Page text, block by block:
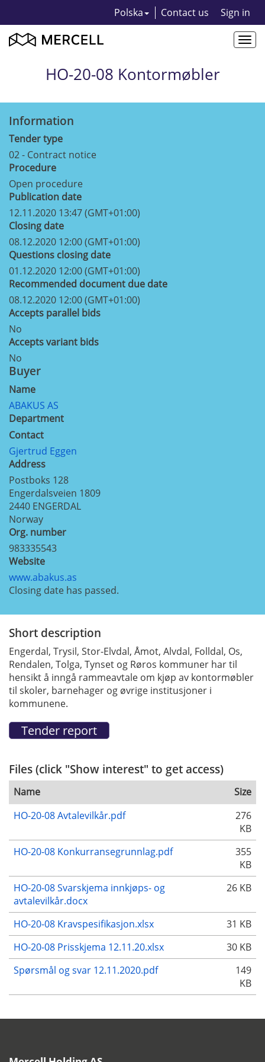
Polska Contact us Sign in
HO-20-08 Kontormøbler
Information
Tender type
02 - Contract notice
Procedure
Open procedure
Publication date
12.11.2020 13:47 (GMT+01:00)
Closing date
08.12.2020 12:00 (GMT+01:00)
Questions closing date
01.12.2020 12:00 (GMT+01:00)
Recommended document due date
08.12.2020 12:00 (GMT+01:00)
Accepts parallel bids
No
Accepts variant bids
No
Buyer
Name
ABAKUS AS
Department
Contact
Gjertrud Eggen
Address
Postboks 128
Engerdalsveien 1809
2440 ENGERDAL
Norway
Org. number
983335543
Website
www.abakus.as
Closing date has passed.
Short description
Engerdal, Trysil, Stor-Elvdal, Åmot, Alvdal, Folldal, Os,
Rendalen, Tolga, Tynset og Røros kommuner har til
hensikt å inngå rammeavtale om kjøp av kontormøbler
til skoler, barnehager og øvrige institusjoner i
kommunene.
Files (click "Show interest" to get access)
Name
Size
HO-20-08 Avtalevilkår.pdf
276
KB
HO-20-08 Konkurransegrunnlag.pdf
355
KB
HO-20-08 Svarskjema innkjøps- og
avtalevilkår.docx
26 KB
HO-20-08 Kravspesifikasjon.xlsx
31 KB
HO-20-08 Prisskjema 12.11.20.xlsx
30 KB
Spørsmål og svar 12.11.2020.pdf
149
KB